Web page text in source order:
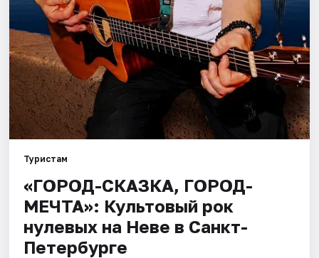
Рейтинги
Туристам
«ГОРОД-СКАЗКА, ГОРОД-
МЕЧТА»: Культовый рок
нулевых на Неве в Санкт-
Петербурге